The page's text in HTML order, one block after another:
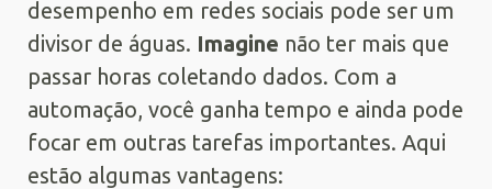
desempenho em redes sociais pode ser um
divisor de águas. Imagine não ter mais que
passar horas coletando dados. Com a
automação, você ganha tempo e ainda pode
focar em outras tarefas importantes. Aqui
estão algumas vantagens: